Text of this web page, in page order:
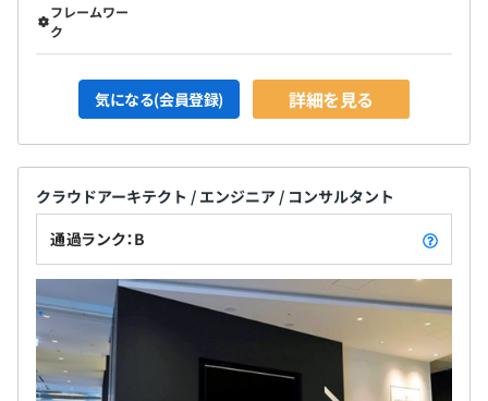
フレームワー
ク
気になる(会員登録) 詳細を見る
クラウドアーキテクト / エンジニア / コンサルタント
通過ランク：B